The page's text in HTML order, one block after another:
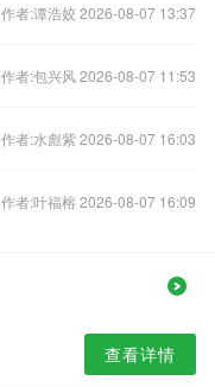
作者:谭浩姣 2026-08-07 13:37
作者:包兴风 2026-08-07 11:53
作者:水彪紫 2026-08-07 16:03
作者:叶福榕 2026-08-07 16:09
查看详情